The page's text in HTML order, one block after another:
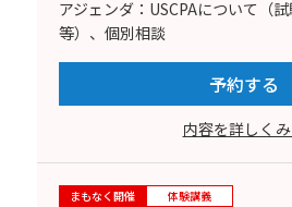
アジェンダ：USCPAについて（
等）、個別相談
予約する
内容を詳しく
まもなく開催 体験講義